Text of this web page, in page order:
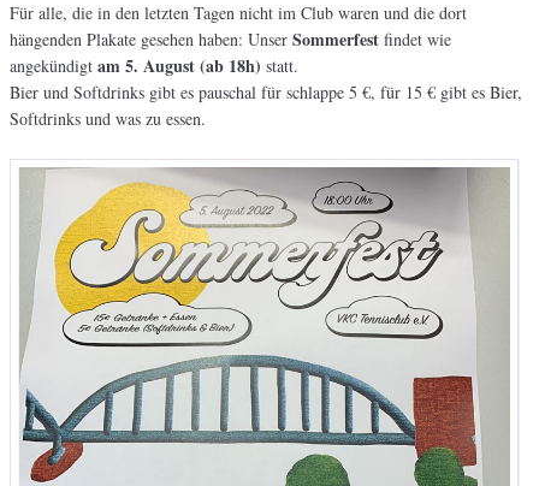
Für alle, die in den letzten Tagen nicht im Club waren und die dort
hängenden Plakate gesehen haben: Unser Sommerfest findet wie
angekündigt am 5. August (ab 18h) statt.
Bier und Softdrinks gibt es pauschal für schlappe 5 €, für 15 € gibt es Bier,
Softdrinks und was zu essen.